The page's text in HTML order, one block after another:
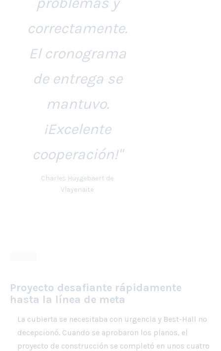
correctamente.
El cronograma
de entrega se
mantuvo.
¡Excelente
cooperación!"
Charles Huygebaert de
Vlayenaite
Proyecto desafiante rápidamente
hasta la línea de meta
La cubierta se necesitaba con urgencia y Best-Hall no
decepcionó. Cuando se aprobaron los planos, el
proyecto de construcción se completó en unos cuatro